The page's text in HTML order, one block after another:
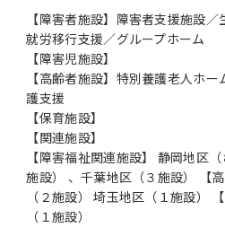
【障害者施設】障害者支援施設
就労移行支援／グループホーム
【障害児施設】
【高齢者施設】特別養護老人ホ
護支援
【保育施設】
【関連施設】
【障害福祉関連施設】 静岡地区
施設） 、千葉地区（３施設） 【
（２施設） 埼玉地区（１施設）
（１施設）